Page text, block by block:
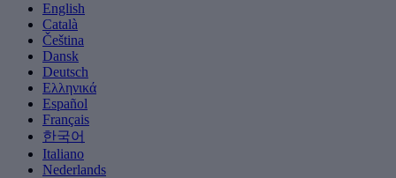
English
Català
Čeština
Dansk
Deutsch
Ελληνικά
Español
Français
한국어
Italiano
Nederlands